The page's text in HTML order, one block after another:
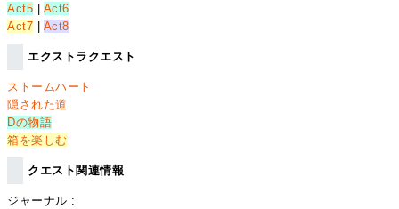
Act5
Act6
Act7
Act8
エクストラクエスト
ストームハート
隠された道
Dの物語
箱を楽しむ
クエスト関連情報
ジャーナル :